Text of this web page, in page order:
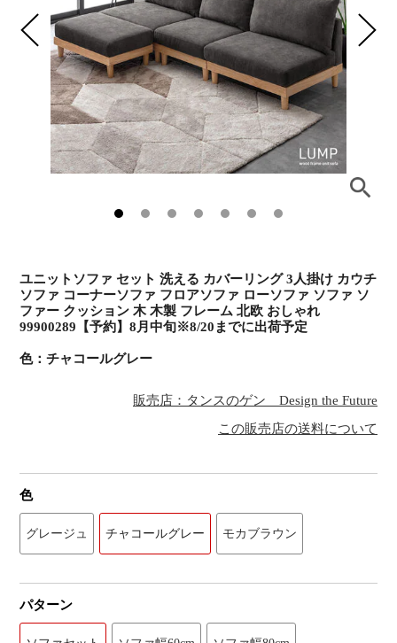
ユニットソファ セット 洗える カバーリング 3人掛け カウチ
ソファ コーナーソファ フロアソファ ローソファ ソファ ソ
ファー クッション 木 木製 フレーム 北欧 おしゃれ
99900289【予約】8月中旬※8/20までに出荷予定
色：チャコールグレー
販売店：タンスのゲン Design the Future
この販売店の送料について
色
グレージュ チャコールグレー モカブラウン
パターン